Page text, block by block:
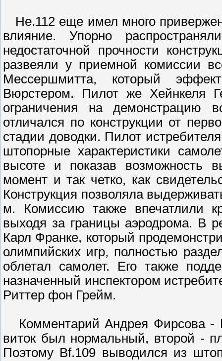
Hе.112 еще имел много
влияние. Упорно
недостаточной прочности
развеяли у приемной комиссии
Мессершмитта, который
Вюрстером. Пилот же Хейнкеля
ограничения на демонстрацию
отличался по конструкции от
стадии доводки. Пилот
штопорные характеристики
высоте и показав возможность
момент и так четко, как
Конструкция позволяла
м. Комиссию также впечатлили
выходя за границы аэродрома. В
Карл Франке, который
олимпийских игр, полностью
облетал самолет. Его также
назначенный инспектором
Риттер фон Грейм.
Комментарий Андрея Фирсова -
виток был нормальный, второй -
Поэтому Bf.109 выводился из